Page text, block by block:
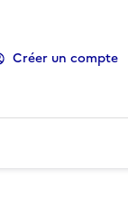
Créer un compte